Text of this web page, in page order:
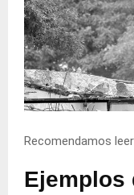
Recomendamos leer
Ejemplos